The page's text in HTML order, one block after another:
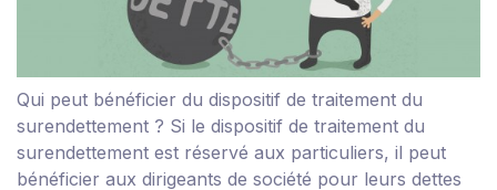
Qui peut bénéficier du dispositif de traitement du
surendettement ? Si le dispositif de traitement du
surendettement est réservé aux particuliers, il peut
bénéficier aux dirigeants de société pour leurs dettes